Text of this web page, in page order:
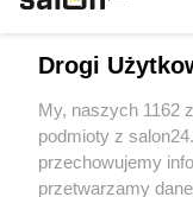
Sport
Społeczeństwo
Drogi
My, naszych 1162
podmioty z
przechowujemy
przetwarzamy